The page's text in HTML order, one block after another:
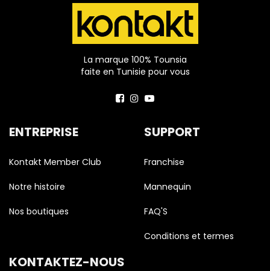
La marque 100% Tounsia
faite en Tunisie pour vous
ENTREPRISE
Kontakt Member Club
Notre histoire
Nos boutiques
SUPPORT
Franchise
Mannequin
FAQ'S
Conditions et termes
KONTAKTEZ-NOUS